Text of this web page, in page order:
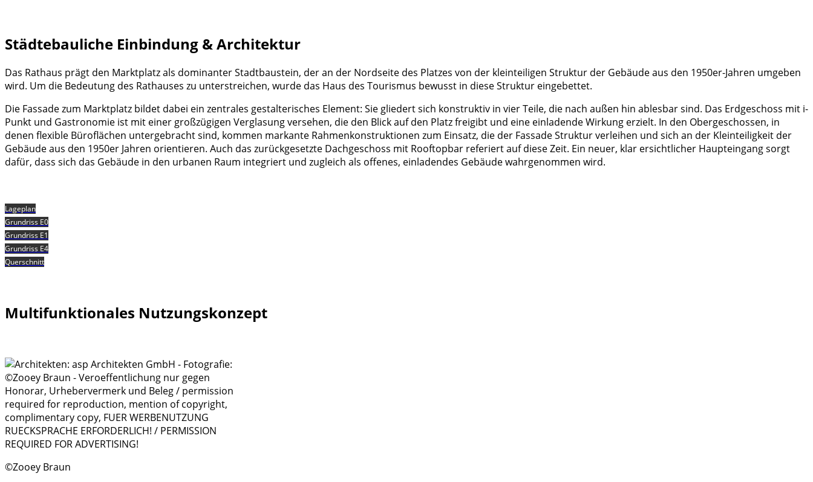
Städtebauliche Einbindung & Architektur
Das Rathaus prägt den Marktplatz als dominanter Stadtbaustein, der an der Nordseite des Platzes von der kleinteiligen Struktur der Gebäude aus den 1950er-Jahren umgeben
wird. Um die Bedeutung des Rathauses zu unterstreichen, wurde das Haus des Tourismus bewusst in diese Struktur eingebettet.
Die Fassade zum Marktplatz bildet dabei ein zentrales gestalterisches Element: Sie gliedert sich konstruktiv in vier Teile, die nach außen hin ablesbar sind. Das Erdgeschoss mit i-
Punkt und Gastronomie ist mit einer großzügigen Verglasung versehen, die den Blick auf den Platz freigibt und eine einladende Wirkung erzielt. In den Obergeschossen, in
denen flexible Büroflächen untergebracht sind, kommen markante Rahmenkonstruktionen zum Einsatz, die der Fassade Struktur verleihen und sich an der Kleinteiligkeit der
Gebäude aus den 1950er Jahren orientieren. Auch das zurückgesetzte Dachgeschoss mit Rooftopbar referiert auf diese Zeit. Ein neuer, klar ersichtlicher Haupteingang sorgt
dafür, dass sich das Gebäude in den urbanen Raum integriert und zugleich als offenes, einladendes Gebäude wahrgenommen wird.
Lageplan
Grundriss E0
Grundriss E1
Grundriss E4
Querschnitt
Multifunktionales Nutzungskonzept
©Zooey Braun